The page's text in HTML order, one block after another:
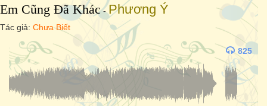
Em Cũng Đã Khác-Phương Ý
Tác giả: Chưa Biết
825